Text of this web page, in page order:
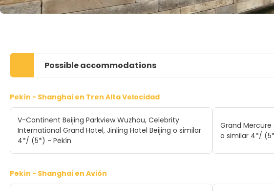
Possible accommodations
Pekín - Shanghai en Tren Alta Velocidad
V-Continent Beijing Parkview Wuzhou, Celebrity
International Grand Hotel, Jinling Hotel Beijing o similar
4*/ (5*) - Pekín
Grand Mercure
o similar 4*/
Pekín - Shanghai en Avión